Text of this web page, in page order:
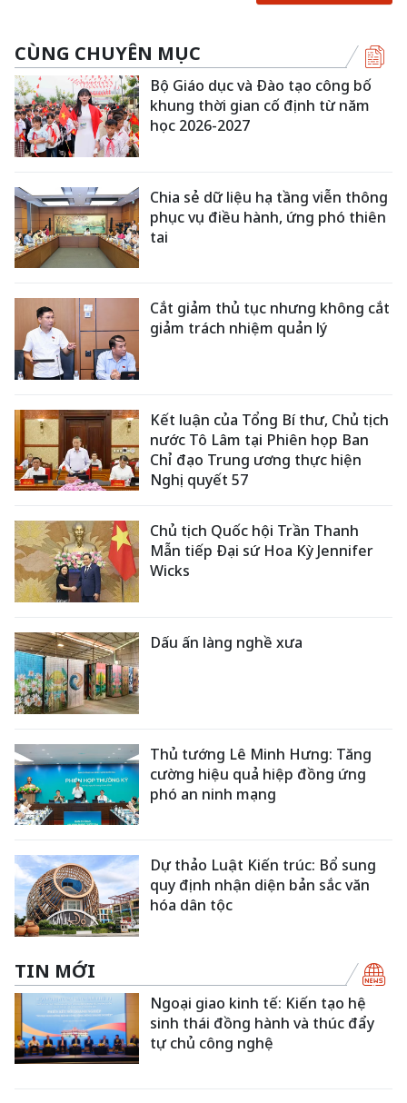
CÙNG CHUYÊN MỤC
Bộ Giáo dục và Đào tạo công bố
khung thời gian cố định từ năm
học 2026-2027
Chia sẻ dữ liệu hạ tầng viễn thông
phục vụ điều hành, ứng phó thiên
tai
Cắt giảm thủ tục nhưng không cắt
giảm trách nhiệm quản lý
Kết luận của Tổng Bí thư, Chủ tịch
nước Tô Lâm tại Phiên họp Ban
Chỉ đạo Trung ương thực hiện
Nghị quyết 57
Chủ tịch Quốc hội Trần Thanh
Mẫn tiếp Đại sứ Hoa Kỳ Jennifer
Wicks
Dấu ấn làng nghề xưa
Thủ tướng Lê Minh Hưng: Tăng
cường hiệu quả hiệp đồng ứng
phó an ninh mạng
Dự thảo Luật Kiến trúc: Bổ sung
quy định nhận diện bản sắc văn
hóa dân tộc
TIN MỚI
Ngoại giao kinh tế: Kiến tạo hệ
sinh thái đồng hành và thúc đẩy
tự chủ công nghệ